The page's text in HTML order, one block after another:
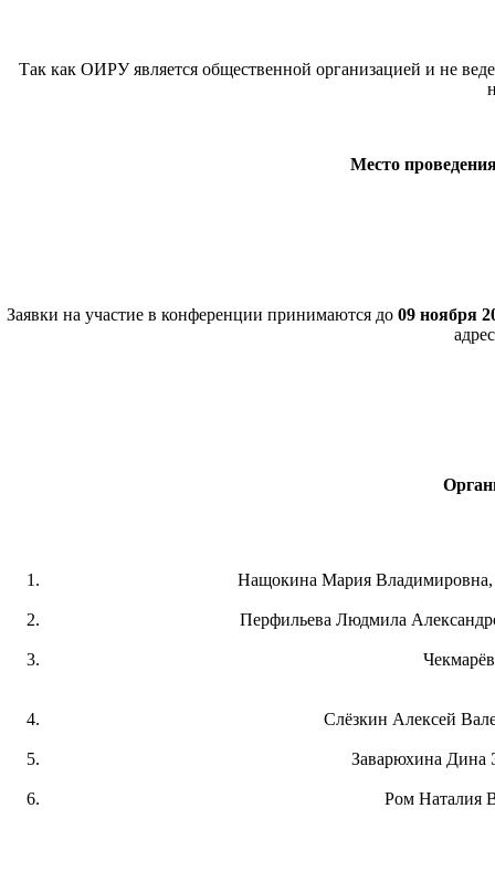
Так как ОИРУ является общественной организацией и не
Место
Заявки на участие в конференции принимаются до 09 ноября
Нащокина Мария Владимировна,
Перфильева Людмила
Слёзкин Алексей
Заварюхина Дина
Ром Наталия